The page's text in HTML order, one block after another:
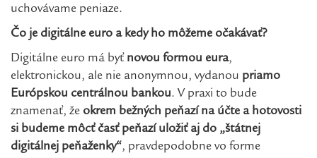
uchovávame peniaze.
Čo je digitálne euro a kedy ho môžeme očakávať?
Digitálne euro má byť novou formou eura,
elektronickou, ale nie anonymnou, vydanou priamo
Európskou centrálnou bankou. V praxi to bude
znamenať, že okrem bežných peňazí na účte a hotovosti
si budeme môcť časť peňazí uložiť aj do „štátnej
digitálnej peňaženky“, pravdepodobne vo forme